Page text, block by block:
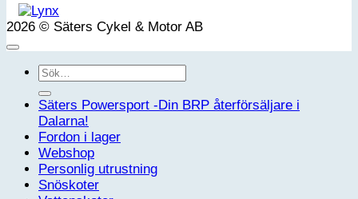
2026 © Säters Cykel & Motor AB
Sök
efter:
Säters Powersport -Din BRP återförsäljare i
Dalarna!
Fordon i lager
Webshop
Personlig utrustning
Snöskoter